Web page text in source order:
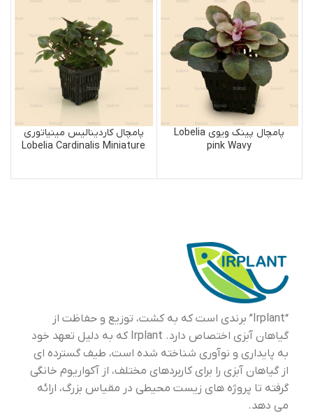
پامچال پینک ویوی Lobelia
pink Wavy
پامچال کاردینالیس مینیاتوری
Lobelia Cardinalis Miniature
“Irplant” برندی است که به کشت، توزیع و حفاظت از
گیاهان آبزی اختصاص دارد. Irplant که به دلیل تعهد خود
به پایداری و نوآوری شناخته شده است، طیف گسترده ای
از گیاهان آبزی را برای کاربردهای مختلف، از آکواریوم خانگی
گرفته تا پروژه های زیست محیطی در مقیاس بزرگ، ارائه
می دهد.